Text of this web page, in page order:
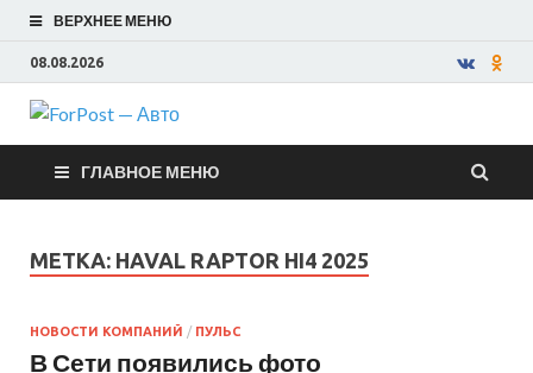
ВЕРХНЕЕ МЕНЮ
08.08.2026
ForPost —
Авто
ГЛАВНОЕ МЕНЮ
МЕТКА: HAVAL RAPTOR HI4 2025
НОВОСТИ КОМПАНИЙ / ПУЛЬС
В Сети появились фото